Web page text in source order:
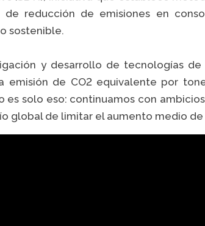
de reducción de emisiones en
sostenible.
y desarrollo de tecnologías
emisión de CO2 equivalente por
es solo eso: continuamos con
global de limitar el aumento medio de